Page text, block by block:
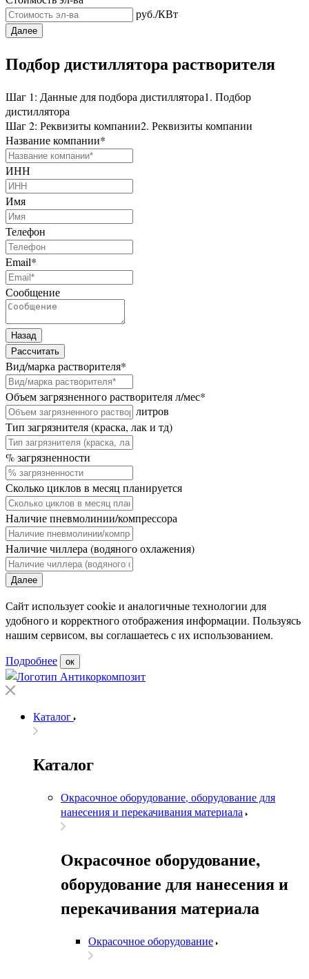
руб./КВт
Далее
Подбор дистиллятора растворителя
Шаг 1: Данные для подбора дистиллятора1. Подбор
дистиллятора
Шаг 2: Реквизиты компании2. Реквизиты компании
Название компании*
ИНН
Имя
Телефон
Email*
Сообщение
Назад
Рассчитать
Вид/марка растворителя*
Объем загрязненного растворителя л/мес*
литров
Тип загрязнителя (краска, лак и тд)
% загрязненности
Сколько циклов в месяц планируется
Наличие пневмолинии/компрессора
Наличие чиллера (водяного охлажения)
Далее
Сайт использует cookie и аналогичные технологии для
удобного и корректного отображения информации. Пользуясь
нашим сервисом, вы соглашаетесь с их использованием.
Подробнее
ок
Каталог
Каталог
Окрасочное оборудование, оборудование для
нанесения и перекачивания материала
Окрасочное оборудование,
оборудование для нанесения и
перекачивания материала
Окрасочное оборудование